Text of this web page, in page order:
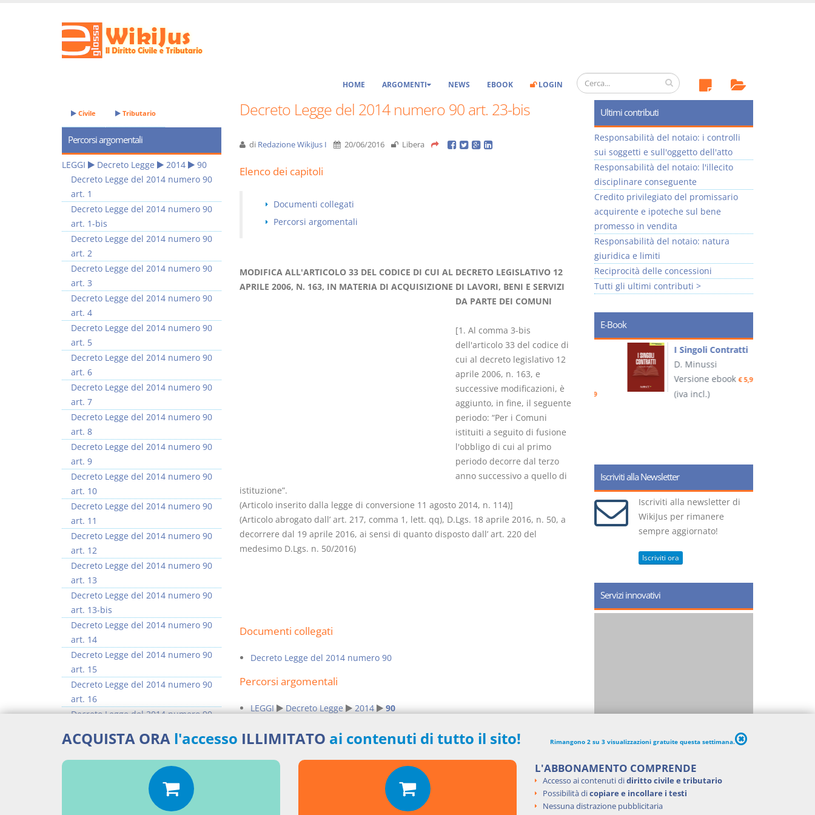
HOME ARGOMENTI NEWS EBOOK LOGIN
Decreto Legge del 2014 numero 90 art. 23-bis
di Redazione WikiJus I 20/06/2016 Libera
Elenco dei capitoli
Documenti collegati
Percorsi argomentali
MODIFICA ALL'ARTICOLO 33 DEL CODICE DI CUI AL DECRETO LEGISLATIVO 12
APRILE 2006, N. 163, IN MATERIA DI ACQUISIZIONE DI LAVORI, BENI E SERVIZI
DA PARTE DEI COMUNI
[1. Al comma 3-bis
dell'articolo 33 del codice di
cui al decreto legislativo 12
aprile 2006, n. 163, e
successive modificazioni, è
aggiunto, in fine, il seguente
periodo: “Per i Comuni
istituiti a seguito di fusione
l'obbligo di cui al primo
periodo decorre dal terzo
anno successivo a quello di
istituzione”.
(Articolo inserito dalla legge di conversione 11 agosto 2014, n. 114)]
(Articolo abrogato dall’ art. 217, comma 1, lett. qq), D.Lgs. 18 aprile 2016, n. 50, a
decorrere dal 19 aprile 2016, ai sensi di quanto disposto dall’ art. 220 del
medesimo D.Lgs. n. 50/2016)
Documenti collegati
Decreto Legge del 2014 numero 90
Percorsi argomentali
LEGGI Decreto Legge 2014 90
Aggiungi un commento
Civile Tributario
Percorsi argomentali
LEGGI Decreto Legge 2014
90
Decreto Legge del 2014 numero 90
art. 1
Decreto Legge del 2014 numero 90
art. 1-bis
Decreto Legge del 2014 numero 90
art. 2
Decreto Legge del 2014 numero 90
art. 3
Decreto Legge del 2014 numero 90
art. 4
Decreto Legge del 2014 numero 90
art. 5
Decreto Legge del 2014 numero 90
art. 6
Decreto Legge del 2014 numero 90
art. 7
Decreto Legge del 2014 numero 90
art. 8
Decreto Legge del 2014 numero 90
art. 9
Decreto Legge del 2014 numero 90
art. 10
Decreto Legge del 2014 numero 90
art. 11
Decreto Legge del 2014 numero 90
art. 12
Decreto Legge del 2014 numero 90
art. 13
Decreto Legge del 2014 numero 90
art. 13-bis
Decreto Legge del 2014 numero 90
art. 14
Decreto Legge del 2014 numero 90
art. 15
Decreto Legge del 2014 numero 90
art. 16
Decreto Legge del 2014 numero 90
Decreto Legge del 2014 numero 90
art. 17-bis
>> Vai all'argomento completo
Ultimi contributi
Responsabilità del notaio: i controlli
sui soggetti e sull'oggetto dell'atto
Responsabilità del notaio: l'illecito
disciplinare conseguente
Credito privilegiato del promissario
acquirente e ipoteche sul bene
promesso in vendita
Responsabilità del notaio: natura
giuridica e limiti
Reciprocità delle concessioni
Tutti gli ultimi contributi >
E-Book
I Vincoli Preliminari
Versione ebook
Usufrutto Uso e
Abitazione
D. Minussi
Versione ebook
(iva incl.)
Rapporto e
relazione giuridica
D. Minussi
Versione ebook€ 5,99
(iva incl.)
I Singoli Contratti
D. Minussi
Versione ebook€ 5,99
(iva incl.)
Iscriviti alla Newsletter
Iscriviti alla newsletter di
WikiJus per rimanere
sempre aggiornato!
Iscriviti ora
Servizi innovativi
ACQUISTA ORA l'accesso ILLIMITATO ai contenuti di tutto il sito! Rimangono 2 su 3 visualizzazioni gratuite questa settimana.
L'ABBONAMENTO COMPRENDE
Accesso ai contenuti didiritto civile e tributario
Possibilità dicopiare e incollare i testi
Nessuna distrazione pubblicitaria